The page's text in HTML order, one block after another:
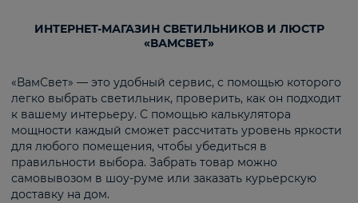
ИНТЕРНЕТ-МАГАЗИН СВЕТИЛЬНИКОВ И ЛЮСТР
«ВАМСВЕТ»
«ВамСвет» — это удобный сервис, с помощью которого
легко выбрать светильник, проверить, как он подходит
к вашему интерьеру. С помощью калькулятора
мощности каждый сможет рассчитать уровень яркости
для любого помещения, чтобы убедиться в
правильности выбора. Забрать товар можно
самовывозом в шоу-руме или заказать курьерскую
доставку на дом.